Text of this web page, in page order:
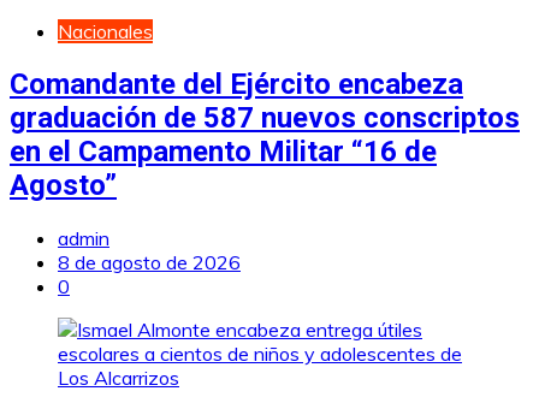
Nacionales
Comandante del Ejército encabeza
graduación de 587 nuevos conscriptos
en el Campamento Militar “16 de
Agosto”
admin
8 de agosto de 2026
0